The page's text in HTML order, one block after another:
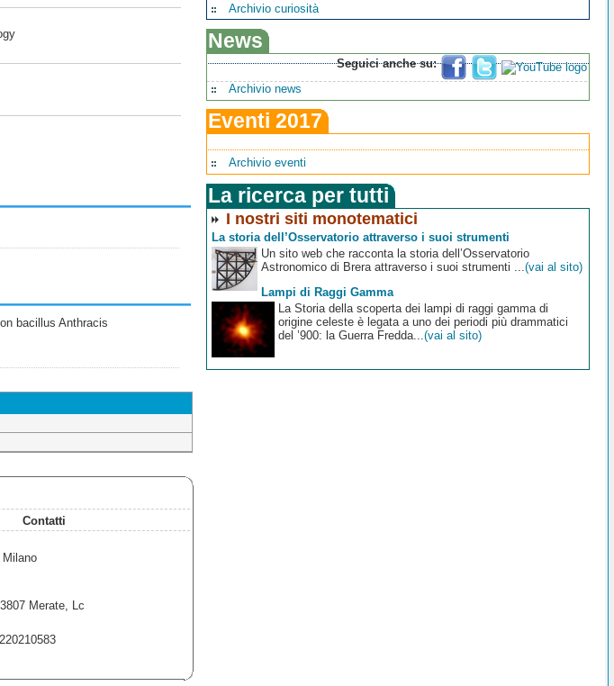
bacillus Anthracis
Contatti
Merate, Lc
Archivio curiosità
News
Seguici anche su:
Archivio news
Eventi 2017
Archivio eventi
La ricerca per tutti
I nostri siti monotematici
La storia dell’Osservatorio attraverso i suoi strumenti
Un sito web che racconta la storia dell’Osservatorio
Astronomico di Brera attraverso i suoi strumenti ...(vai al sito)
Lampi di Raggi Gamma
La Storia della scoperta dei lampi di raggi gamma di
origine celeste è legata a uno dei periodi più drammatici
del ’900: la Guerra Fredda... (vai al sito)